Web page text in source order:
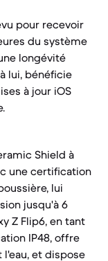
pour recevoir
du système
longévité
lui, bénéficie
à jour iOS
Shield à
une certification
lui
jusqu'à 6
Z Flip6, en tant
IP48, offre
et dispose